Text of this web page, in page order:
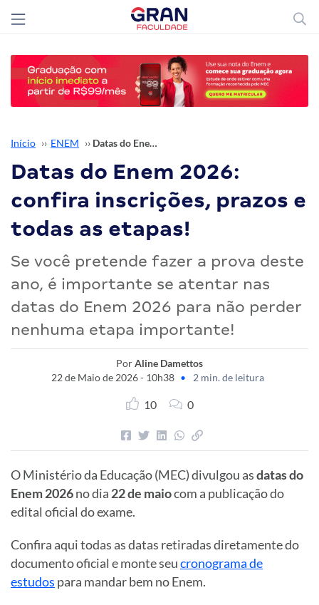
Início ›› ENEM ›› Datas do Enem 2026: confira inscrições, prazos e todas as etapas!
Datas do Enem 2026:
confira inscrições, prazos e
todas as etapas!
Se você pretende fazer a prova deste
ano, é importante se atentar nas
datas do Enem 2026 para não perder
nenhuma etapa importante!
PorAline Damettos
22 de Maio de 2026 - 10h38 • 2 min. de leitura
10 0
O Ministério da Educação (MEC) divulgou asdatas do
Enem 2026no dia 22 de maiocom a publicação do
edital oficial do exame.
Confira aqui todas as datas retiradas diretamente do
documento oficial e monte seucronograma de
estudos para mandar bem no Enem.